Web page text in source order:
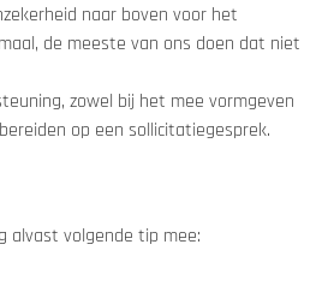
naar boven voor het
de meeste van ons doen dat niet
zowel bij het mee vormgeven
op een sollicitatiegesprek.
alvast volgende tip mee: